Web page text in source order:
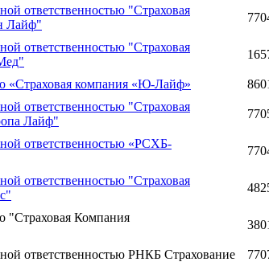
ответственностью "Страховая
Лайф"
ответственностью "Страховая
«Страховая компания «Ю-Лайф»
ответственностью "Страховая
Лайф"
ответственностью «РСХБ-
ответственностью "Страховая
"Страховая Компания
ответственностью РНКБ Страхование